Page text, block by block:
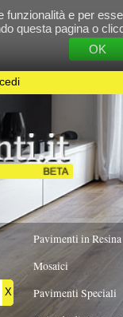
e per essere sicuri che tu
o cliccando
Cookie
in Resina
Speciali
di Posa e trattamento Pavimenti
e Interior Design
REALIZZATO IN